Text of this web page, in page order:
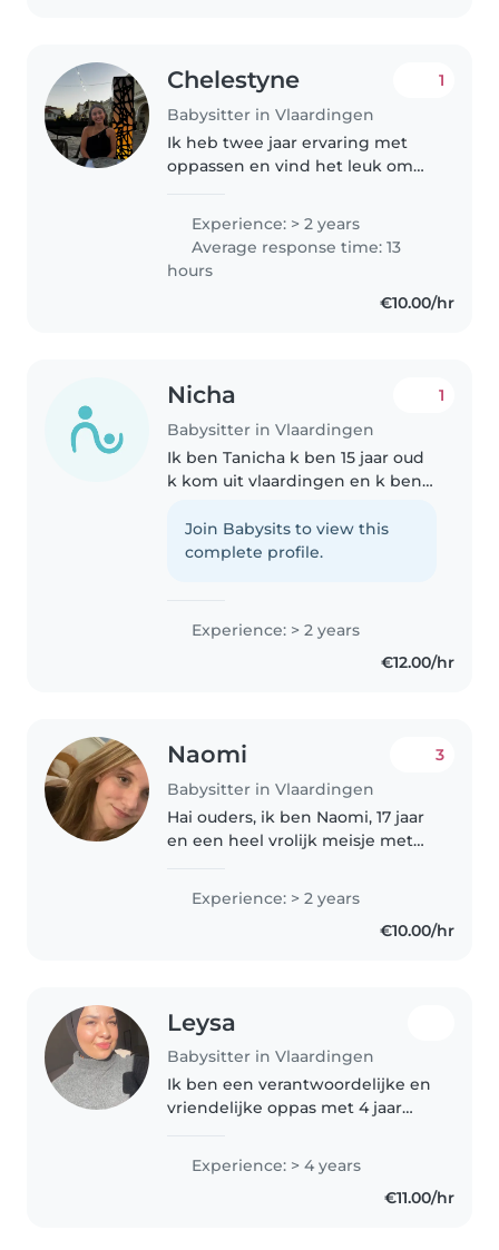
Chelestyne
Babysitter in Vlaardingen
1
Ik heb twee jaar ervaring met
oppassen en vind het leuk om
te knutselen met kinderen van
alle leeftijden. Ik voel me op mijn
gemak bij huisdieren,..
Experience: > 2 years
Average response time: 13
hours
€10.00/hr
Nicha
Babysitter in Vlaardingen
1
Ik ben Tanicha k ben 15 jaar oud
k kom uit vlaardingen en k ben
zou het leuk vinden om een
gezin te helpen met het
Join Babysits to view this
complete profile.
Experience: > 2 years
€12.00/hr
Naomi
Babysitter in Vlaardingen
3
Hai ouders, ik ben Naomi, 17 jaar
en een heel vrolijk meisje met
vaker oppas en ook stage heb
Experience: > 2 years
€10.00/hr
Leysa
Babysitter in Vlaardingen
Ik ben een verantwoordelijke en
vriendelijke oppas met 4 jaar
peuters, kleuters en
basisschoolkinderen. Ik ben
Experience: > 4 years
€11.00/hr